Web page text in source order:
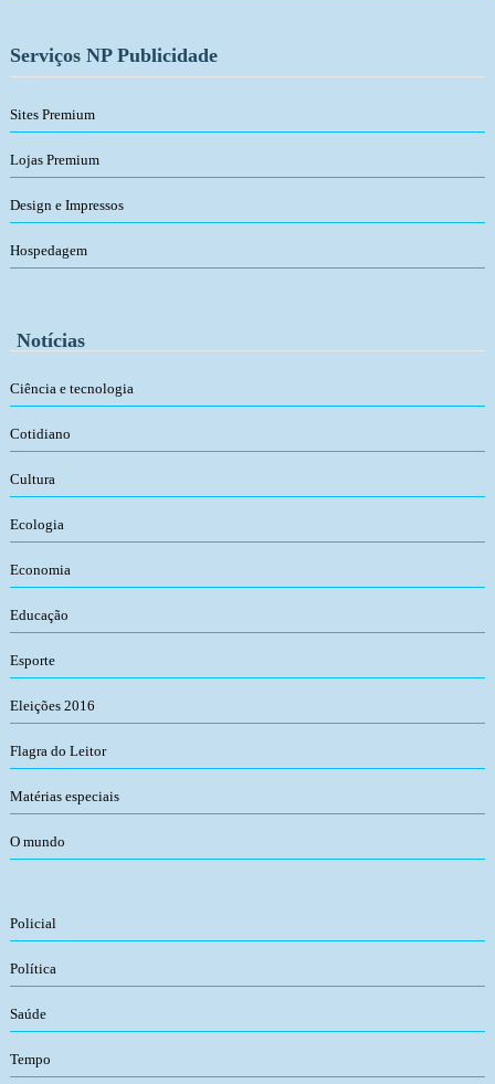
Serviços NP Publicidade
Sites Premium
Lojas Premium
Design e Impressos
Hospedagem
Notícias
Ciência e tecnologia
Cotidiano
Cultura
Ecologia
Economia
Educação
Esporte
Eleições 2016
Flagra do Leitor
Matérias especiais
O mundo
Policial
Política
Saúde
Tempo